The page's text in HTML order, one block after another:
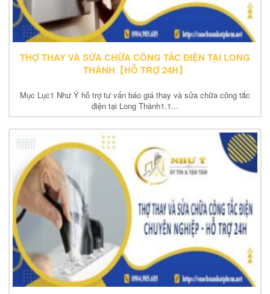
THỢ THAY VÀ SỬA CHỮA CÔNG TẮC ĐIỆN TẠI LONG
THÀNH【HỖ TRỢ 24H】
Mục Lục1 Như Ý hỗ trợ tư vấn báo giá thay và sửa chữa công tắc
điện tại Long Thành1.1...